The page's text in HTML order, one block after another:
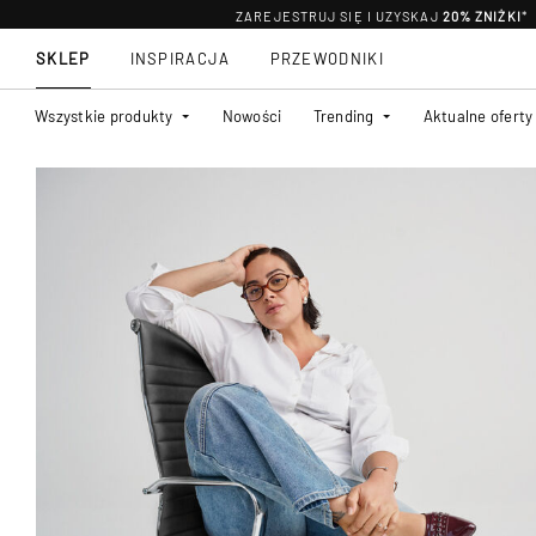
ZAREJESTRUJ SIĘ I UZYSKAJ 20% ZNIŻKI*
SKLEP
Wszystkie produkty Nowości Trending Aktualne oferty
INSPIRACJA PRZEWODNIKI